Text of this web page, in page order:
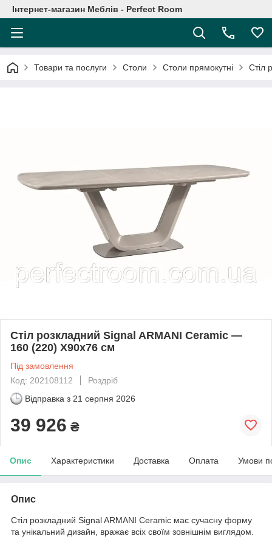
Інтернет-магазин Меблів - Perfect Room
Товари та послуги Столи Столи прямокутні Стіл
Стіл розкладний Signal ARMANI Ceramic —
160 (220) X90x76 см
Під замовлення
Код: 202108112
Роздріб
Відправка з 21 серпня 2026
39 926 ₴
Опис Характеристики Доставка Оплата Умови
Опис
Стіл розкладний Signal ARMANI Ceramic має сучасну форму
та унікальний дизайн, вражає всіх своїм зовнішнім виглядом.